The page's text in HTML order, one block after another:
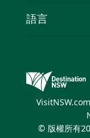
活動
新南威爾斯的商
新南威爾士
繽紛悉尼燈光
語言
© 版權所有